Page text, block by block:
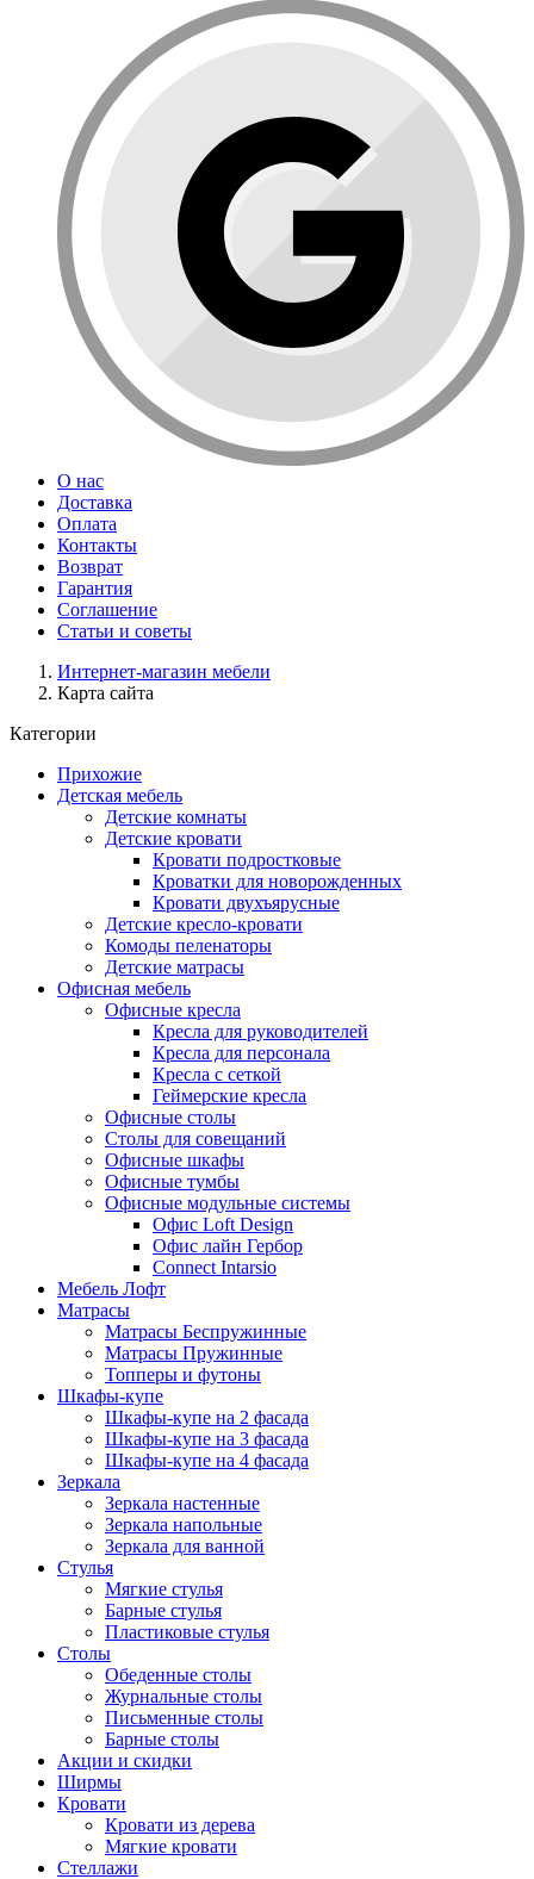
О нас
Доставка
Оплата
Контакты
Возврат
Гарантия
Соглашение
Статьи и советы
Интернет-магазин мебели
Карта сайта
Категории
Прихожие
Детская мебель
Детские комнаты
Детские кровати
Кровати подростковые
Кроватки для новорожденных
Кровати двухъярусные
Детские кресло-кровати
Комоды пеленаторы
Детские матрасы
Офисная мебель
Офисные кресла
Кресла для руководителей
Кресла для персонала
Кресла с сеткой
Геймерские кресла
Офисные столы
Столы для совещаний
Офисные шкафы
Офисные тумбы
Офисные модульные системы
Офис Loft Design
Офис лайн Гербор
Connect Intarsio
Мебель Лофт
Матрасы
Матрасы Беспружинные
Матрасы Пружинные
Топперы и футоны
Шкафы-купе
Шкафы-купе на 2 фасада
Шкафы-купе на 3 фасада
Шкафы-купе на 4 фасада
Зеркала
Зеркала настенные
Зеркала напольные
Зеркала для ванной
Стулья
Мягкие стулья
Барные стулья
Пластиковые стулья
Столы
Обеденные столы
Журнальные столы
Письменные столы
Барные столы
Акции и скидки
Ширмы
Кровати
Кровати из дерева
Мягкие кровати
Стеллажи